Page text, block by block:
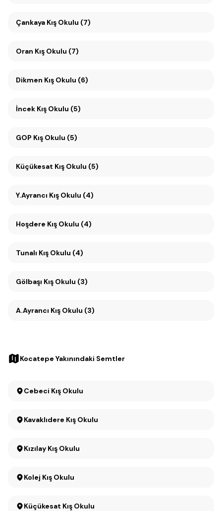
Çankaya Kış Okulu (7)
Oran Kış Okulu (7)
Dikmen Kış Okulu (6)
İncek Kış Okulu (5)
GOP Kış Okulu (5)
Küçükesat Kış Okulu (5)
Y.Ayrancı Kış Okulu (4)
Hoşdere Kış Okulu (4)
Tunalı Kış Okulu (4)
Gölbaşı Kış Okulu (3)
A.Ayrancı Kış Okulu (3)
Kocatepe Yakınındaki Semtler
Cebeci Kış Okulu
Kavaklıdere Kış Okulu
Kızılay Kış Okulu
Kolej Kış Okulu
Küçükesat Kış Okulu